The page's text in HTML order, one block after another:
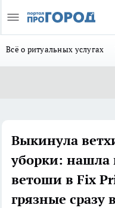
Всё о ритуальных услугах
Выкинула
уборки: нашла
ветоши в Fix
грязные сразу